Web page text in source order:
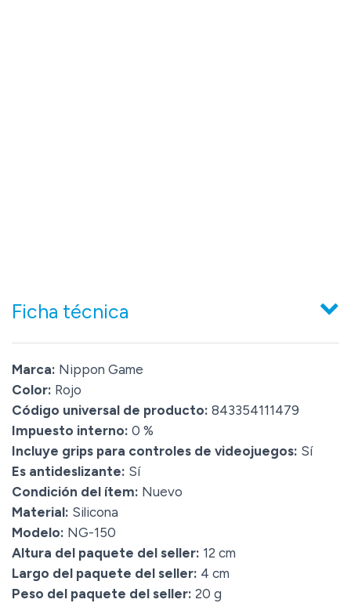
Ficha técnica
Marca: Nippon Game
Color: Rojo
Código universal de producto: 843354111479
Impuesto interno: 0 %
Incluye grips para controles de videojuegos: Sí
Es antideslizante: Sí
Condición del ítem: Nuevo
Material: Silicona
Modelo: NG-150
Altura del paquete del seller: 12 cm
Largo del paquete del seller: 4 cm
Peso del paquete del seller: 20 g